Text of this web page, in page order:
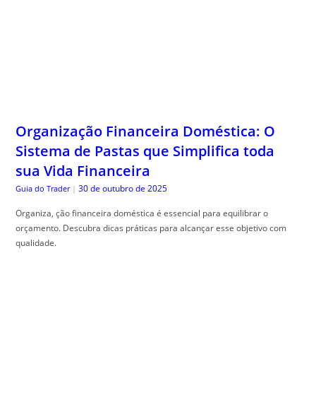
Organização Financeira Doméstica: O
Sistema de Pastas que Simplifica toda
sua Vida Financeira
Guia do Trader | 30 de outubro de 2025
Organiza, ção financeira doméstica é essencial para equilibrar o
orçamento. Descubra dicas práticas para alcançar esse objetivo com
qualidade.